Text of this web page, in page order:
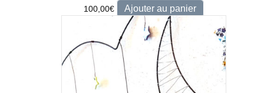
100,00€ Ajouter au panier